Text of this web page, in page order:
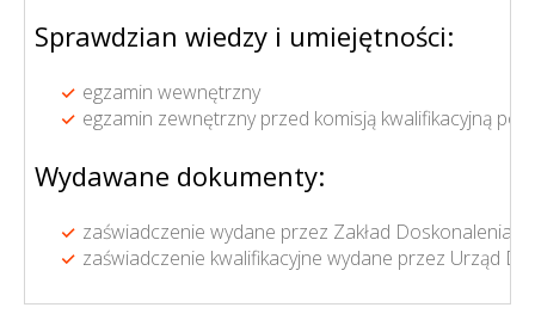
Sprawdzian wiedzy i umiejętności:
egzamin wewnętrzny
egzamin zewnętrzny przed komisją kwalifikacyjną
Wydawane dokumenty:
zaświadczenie wydane przez Zakład Doskonalenia
zaświadczenie kwalifikacyjne wydane przez Urząd